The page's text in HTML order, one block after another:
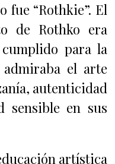
fue “Rothkie”. El
de Rothko era
para la
el arte
autenticidad
sensible en sus
artística